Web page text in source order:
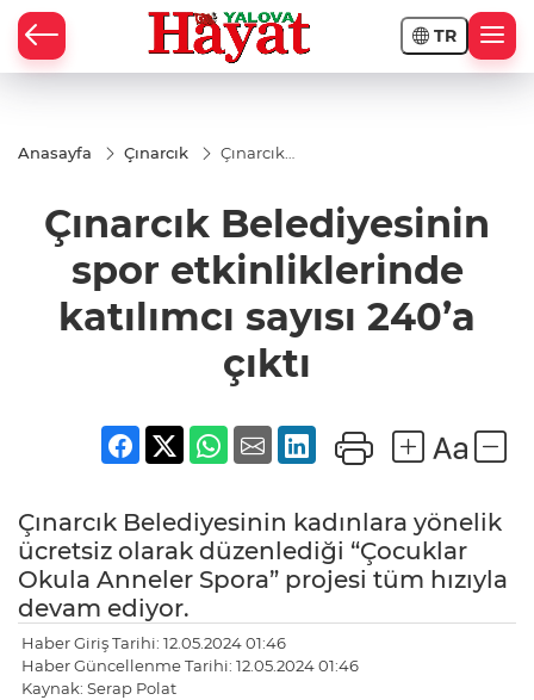
TR
Anasayfa Çınarcık
Çınarcık
etkinliklerinde
katılımcı sayısı
Çınarcık Belediyesinin
spor etkinliklerinde
katılımcı sayısı 240’a
çıktı
Çınarcık Belediyesinin kadınlara yönelik
ücretsiz olarak düzenlediği “Çocuklar
Okula Anneler Spora” projesi tüm hızıyla
devam ediyor.
Haber Giriş Tarihi: 12.05.2024 01:46
Haber Güncellenme Tarihi: 12.05.2024 01:46
Kaynak: Serap Polat